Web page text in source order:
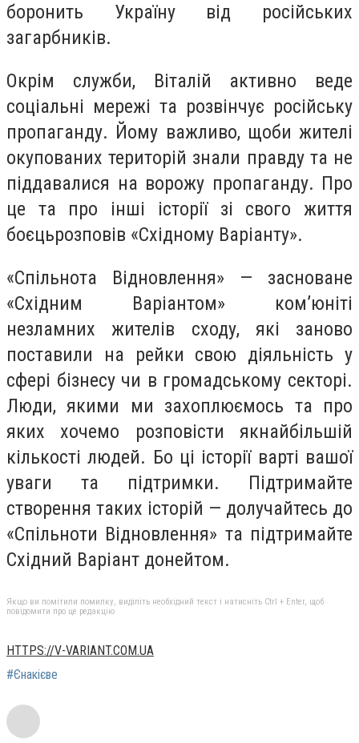
боронить Україну від російських
загарбників.
Окрім служби, Віталій активно веде
соціальні мережі та розвінчує російську
пропаганду. Йому важливо, щоби жителі
окупованих територій знали правду та не
піддавалися на ворожу пропаганду. Про
це та про інші історії зі свого життя
боєцьрозповів «Східному Варіанту».
«Спільнота Відновлення» — засноване
«Східним Варіантом» ком’юніті
незламних жителів сходу, які заново
поставили на рейки свою діяльність у
сфері бізнесу чи в громадському секторі.
Люди, якими ми захоплюємось та про
яких хочемо розповісти якнайбільшій
кількості людей. Бо ці історії варті вашої
уваги та підтримки. Підтримайте
створення таких історій — долучайтесь до
«Спільноти Відновлення» та підтримайте
Східний Варіант донейтом.
Якщо ви помітили помилку, виділіть необхідний текст і натисніть Ctrl + Enter, щоб
повідомити про це редакцію
HTTPS://V-VARIANT.COM.UA
#Єнакієве